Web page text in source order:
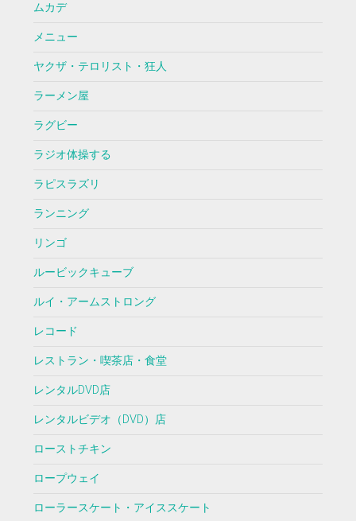
ムカデ
メニュー
ヤクザ・テロリスト・狂人
ラーメン屋
ラグビー
ラジオ体操する
ラピスラズリ
ランニング
リンゴ
ルービックキューブ
ルイ・アームストロング
レコード
レストラン・喫茶店・食堂
レンタルDVD店
レンタルビデオ（DVD）店
ローストチキン
ロープウェイ
ローラースケート・アイススケート